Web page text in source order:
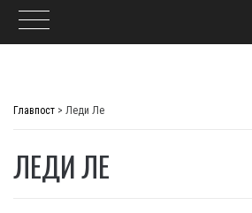
Главпост > Леди Ле
ЛЕДИ ЛЕ